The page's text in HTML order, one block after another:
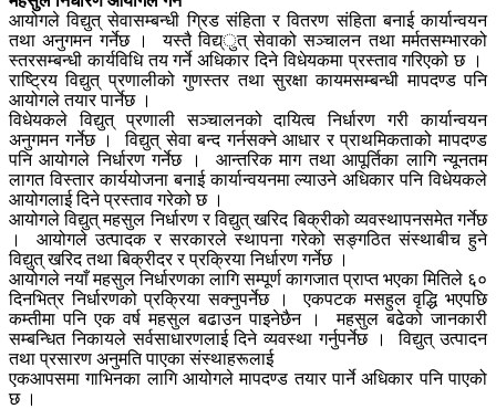
आयोगले विद्युत् सेवासम्बन्धी ग्रिड संहिता र वितरण संहिता बनाई कार्यान्वयन
तथा अनुगमन गर्नेछ । यस्तै विद्य्ुत् सेवाको सञ्चालन तथा मर्मतसम्भारको
स्तरसम्बन्धी कार्यविधि तय गर्ने अधिकार दिने विधेयकमा प्रस्ताव गरिएको छ ।
राष्ट्रिय विद्युत् प्रणालीको गुणस्तर तथा सुरक्षा कायमसम्बन्धी मापदण्ड पनि
आयोगले तयार पार्नेछ ।
विधेयकले विद्युत् प्रणाली सञ्चालनको दायित्व निर्धारण गरी कार्यान्वयन
अनुगमन गर्नेछ । विद्युत् सेवा बन्द गर्नसक्ने आधार र प्राथमिकताको मापदण्ड
पनि आयोगले निर्धारण गर्नेछ । आन्तरिक माग तथा आपूर्तिका लागि न्यूनतम
लागत विस्तार कार्ययोजना बनाई कार्यान्वयनमा ल्याउने अधिकार पनि विधेयकले
आयोगलाई दिने प्रस्ताव गरेको छ ।
आयोगले विद्युत् महसुल निर्धारण र विद्युत् खरिद बिक्रीको व्यवस्थापनसमेत गर्नेछ
। आयोगले उत्पादक र सरकारले स्थापना गरेको सङ्गठित संस्थाबीच हुने
विद्युत् खरिद तथा बिक्रीदर र प्रक्रिया निर्धारण गर्नेछ ।
आयोगले नयाँ महसुल निर्धारणका लागि सम्पूर्ण कागजात प्राप्त भएका मितिले ६०
दिनभित्र निर्धारणको प्रक्रिया सक्नुपर्नेछ । एकपटक मसहुल वृद्धि भएपछि
कम्तीमा पनि एक वर्ष महसुल बढाउन पाइनेछैन । महसुल बढेको जानकारी
सम्बन्धित निकायले सर्वसाधारणलाई दिने व्यवस्था गर्नुपर्नेछ । विद्युत् उत्पादन
तथा प्रसारण अनुमति पाएका संस्थाहरूलाई
एकआपसमा गाभिनका लागि आयोगले मापदण्ड तयार पार्ने अधिकार पनि पाएको
छ ।